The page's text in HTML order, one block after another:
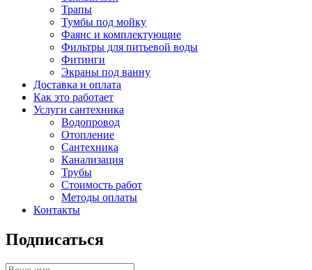
Трапы
Тумбы под мойку
Фаянс и комплектующие
Фильтры для питьевой воды
Фитинги
Экраны под ванну
Доставка и оплата
Как это работает
Услуги сантехника
Водопровод
Отопление
Сантехника
Канализация
Трубы
Стоимость работ
Методы оплаты
Контакты
Подписаться